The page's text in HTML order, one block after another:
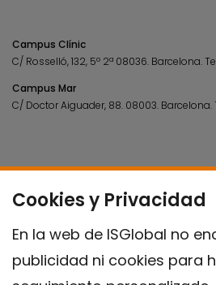
Cookies y Privacidad
En la web de ISGlobal no
publicidad ni cookies para
Campus Clínic
C/ Rosselló, 132, 5º 2ª 08036. Barcelona.
Campus Mar
C/ Doctor Aiguader, 88. 08003. Barcelona.